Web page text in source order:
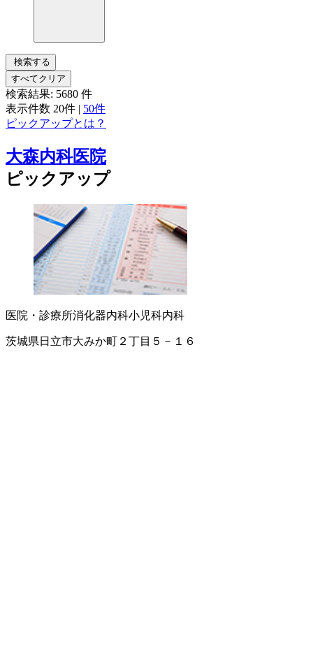
検索する
すべてクリア
検索結果: 5680 件
表示件数 20件 | 50件
ピックアップとは？
大森内科医院
ピックアップ
医院・診療所消化器内科小児科内科
茨城県日立市大みか町２丁目５－１６